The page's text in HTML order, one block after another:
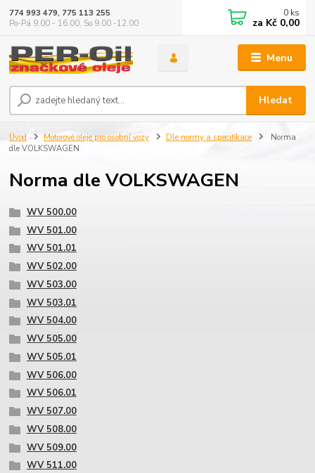
Menu
Hledat
774 993 479, 775 113 255
Po-Pá 9.00 - 16.00, So 9.00 -12.00
0 ks
za Kč 0,00
Úvod Motorové oleje pro osobní vozy Dle normy a specifikace
Norma
dle VOLKSWAGEN
Norma dle VOLKSWAGEN
WV 500.00
WV 501.00
WV 501.01
WV 502.00
WV 503.00
WV 503.01
WV 504.00
WV 505.00
WV 505.01
WV 506.00
WV 506.01
WV 507.00
WV 508.00
WV 509.00
WV 511.00